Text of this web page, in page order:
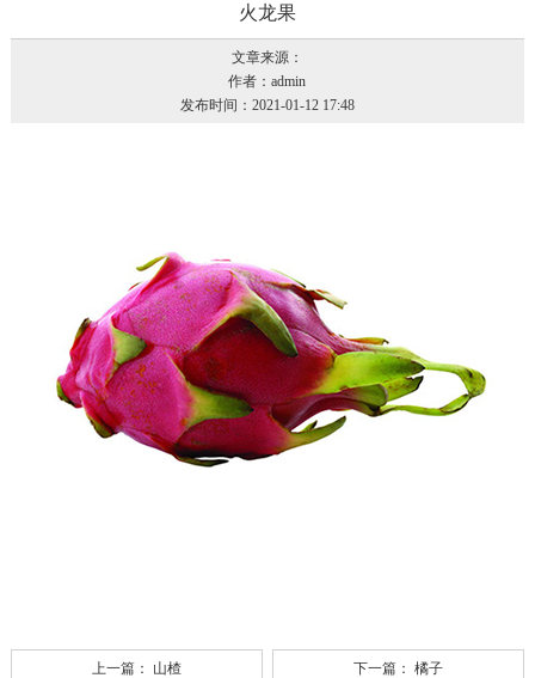
火龙果
文章来源：
作者：admin
发布时间：2021-01-12 17:48
上一篇： 山楂 下一篇：橘子